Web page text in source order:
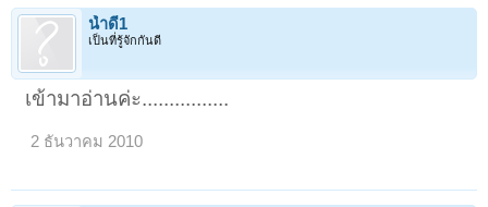
น้ำดี1
เป็นที่รู้จักกันดี
เข้ามาอ่านค่ะ................
2 ธันวาคม 2010